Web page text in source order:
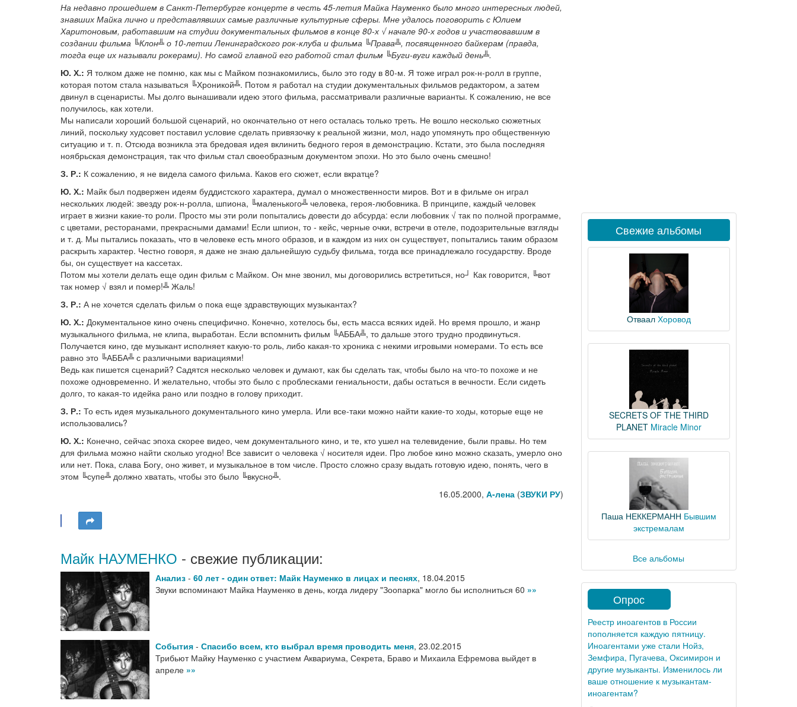
На недавно прошедшем в Санкт-Петербурге концерте в честь 45-летия Майка Науменко было много интересных людей,
знавших Майка лично и представлявших самые различные культурные сферы. Мне удалось поговорить с Юлием
Харитоновым, работавшим на студии документальных фильмов в конце 80-х √ начале 90-х годов и участвовавшим в
создании фильма ╚Клон╩ о 10-летии Ленинградского рок-клуба и фильма ╚Права╩, посвященного байкерам (правда,
тогда еще их называли рокерами). Но самой главной его работой стал фильм ╚Буги-вуги каждый день╩.
Ю. Х.: Я толком даже не помню, как мы с Майком познакомились, было это году в 80-м. Я тоже играл рок-н-ролл в группе,
которая потом стала называться ╚Хроникой╩. Потом я работал на студии документальных фильмов редактором, а затем
двинул в сценаристы. Мы долго вынашивали идею этого фильма, рассматривали различные варианты. К сожалению, не все
получилось, как хотели.
Мы написали хороший большой сценарий, но окончательно от него осталась только треть. Не вошло несколько сюжетных
линий, поскольку худсовет поставил условие сделать привязочку к реальной жизни, мол, надо упомянуть про общественную
ситуацию и т. п. Отсюда возникла эта бредовая идея вклинить бедного героя в демонстрацию. Кстати, это была последняя
ноябрьская демонстрация, так что фильм стал своеобразным документом эпохи. Но это было очень смешно!
З. Р.: К сожалению, я не видела самого фильма. Каков его сюжет, если вкратце?
Ю. Х.: Майк был подвержен идеям буддистского характера, думал о множественности миров. Вот и в фильме он играл
нескольких людей: звезду рок-н-ролла, шпиона, ╚маленького╩ человека, героя-любовника. В принципе, каждый человек
играет в жизни какие-то роли. Просто мы эти роли попытались довести до абсурда: если любовник √ так по полной программе,
с цветами, ресторанами, прекрасными дамами! Если шпион, то - кейс, черные очки, встречи в отеле, подозрительные взгляды
и т. д. Мы пытались показать, что в человеке есть много образов, и в каждом из них он существует, попытались таким образом
раскрыть характер. Честно говоря, я даже не знаю дальнейшую судьбу фильма, тогда все принадлежало государству. Вроде
бы, он существует на кассетах.
Потом мы хотели делать еще один фильм с Майком. Он мне звонил, мы договорились встретиться, но┘ Как говорится, ╚вот
так номер √ взял и помер!╩ Жаль!
З. Р.: А не хочется сделать фильм о пока еще здравствующих музыкантах?
Ю. Х.: Документальное кино очень специфично. Конечно, хотелось бы, есть масса всяких идей. Но время прошло, и жанр
музыкального фильма, не клипа, выработан. Если вспомнить фильм ╚АББА╩, то дальше этого трудно продвинуться.
Получается кино, где музыкант исполняет какую-то роль, либо какая-то хроника с некими игровыми номерами. То есть все
равно это ╚АББА╩ с различными вариациями!
Ведь как пишется сценарий? Садятся несколько человек и думают, как бы сделать так, чтобы было на что-то похоже и не
похоже одновременно. И желательно, чтобы это было с проблесками гениальности, дабы остаться в вечности. Если сидеть
долго, то какая-то идейка рано или поздно в голову приходит.
З. Р.: То есть идея музыкального документального кино умерла. Или все-таки можно найти какие-то ходы, которые еще не
использовались?
Ю. Х.: Конечно, сейчас эпоха скорее видео, чем документального кино, и те, кто ушел на телевидение, были правы. Но тем
для фильма можно найти сколько угодно! Все зависит о человека √ носителя идеи. Про любое кино можно сказать, умерло оно
или нет. Пока, слава Богу, оно живет, и музыкальное в том числе. Просто сложно сразу выдать готовую идею, понять, чего в
этом ╚супе╩ должно хватать, чтобы это было ╚вкусно╩.
16.05.2000, А-лена(ЗВУКИ РУ)
Майк НАУМЕНКО - свежие публикации:
Анализ - 60 лет - один ответ: Майк Науменко в лицах и песнях, 18.04.2015
Звуки вспоминают Майка Науменко в день, когда лидеру "Зоопарка" могло бы исполниться 60 »»
События - Спасибо всем, кто выбрал время проводить меня, 23.02.2015
Трибьют Майку Науменко с участием Аквариума, Секрета, Браво и Михаила Ефремова выйдет в
апреле »»
Свежие альбомы
Отваал Хоровод
SECRETS OF THE THIRD
PLANET Miracle Minor
Паша НЕККЕРМАНН Бывшим
экстремалам
Все альбомы
Опрос
Реестр иноагентов в России
пополняется каждую пятницу.
Иноагентами уже стали Нойз,
Земфира, Пугачева, Оксимирон и
другие музыканты. Изменилось ли
ваше отношение к музыкантам-
иноагентам?